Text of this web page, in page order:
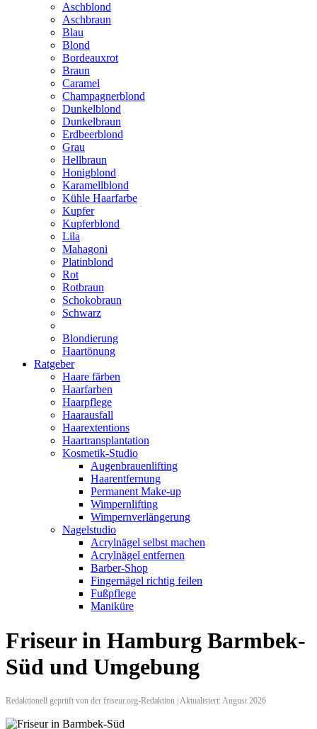
Aschblond
Aschbraun
Blau
Blond
Bordeauxrot
Braun
Caramel
Champagnerblond
Dunkelblond
Dunkelbraun
Erdbeerblond
Grau
Hellbraun
Honigblond
Karamellblond
Kühle Haarfarbe
Kupfer
Kupferblond
Lila
Mahagoni
Platinblond
Rot
Rotbraun
Schokobraun
Schwarz
Blondierung
Haartönung
Ratgeber
Haare färben
Haarfarben
Haarpflege
Haarausfall
Haarextentions
Haartransplantation
Kosmetik-Studio
Augenbrauenlifting
Haarentfernung
Permanent Make-up
Wimpernlifting
Wimpernverlängerung
Nagelstudio
Acrylnägel selbst machen
Acrylnägel entfernen
Barber-Shop
Fingernägel richtig feilen
Fußpflege
Maniküre
Friseur in Hamburg Barmbek-
Süd und Umgebung
Redaktionell geprüft von der friseur.org-Redaktion | Aktualisiert: August 2026